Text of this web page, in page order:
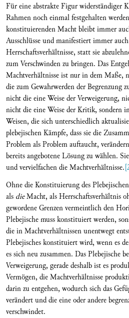
Für eine abstrakte Figur widerständiger
Rahmen noch einmal festgehalten
konstituierenden Macht bleibt immer
Ausschlüsse und manifestiert immer
Herrschaftsverhältnisse, statt sie
zum Verschwinden zu bringen. Das
Machtverhältnisse ist nur in dem
die zum Gewahrwerden der Begrenzung
nicht die eine Weise der Verweigerung,
nicht die eine Weise der Kritik, sondern
Weisen, die sich unterschiedlich
plebejischen Kämpfe, dass sie die
Problem als Problem auftaucht,
bereits angebotene Lösung zu wählen.
und vervielfachen die Machtverhältnisse.
Ohne die Konstituierung des
als dieMacht, als Herrschaftsverhältnis
gewordene Grenzen vermeintlich den
Plebejische muss konstituiert werden,
die in Machtverhältnissen unentwegt
Plebejisches konstituiert wird, wenn es
es sich neu zusammen. Das Plebejische
Verweigerung, gerade deshalb ist es
Vermögen, die Machtverhältnisse
darin zu entgehen, wodurch sich das
verändert und die eine oder andere
verschwindet.